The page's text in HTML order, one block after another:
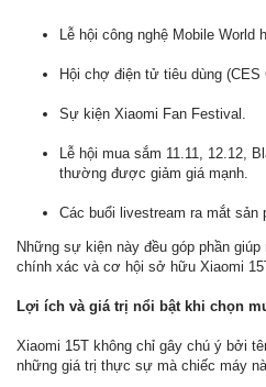
Lễ hội công nghệ Mobile World
Hội chợ điện tử tiêu dùng (CES
Sự kiện Xiaomi Fan Festival.
Lễ hội mua sắm 11.11, 12.12,
thường được giảm giá mạnh.
Các buổi livestream ra mắt sản
Những sự kiện này đều góp phần
chính xác và cơ hội sở hữu Xiaomi
Lợi ích và giá trị nổi bật khi chọn
Xiaomi 15T không chỉ gây chú ý bởi
những giá trị thực sự mà chiếc máy